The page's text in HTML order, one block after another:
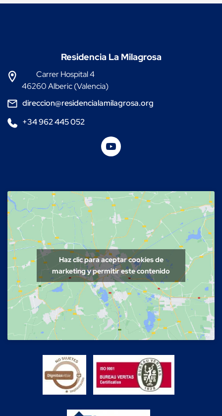
Residencia La Milagrosa
Carrer Hospital 4
46260 Alberic (Valencia)
direccion@residencialamilagrosa.org
+34 962 445 052
Haz clic para aceptar cookies de
marketing y permitir este contenido